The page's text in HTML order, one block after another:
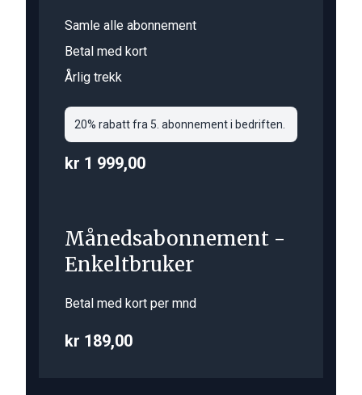
Samle alle abonnement
Betal med kort
Årlig trekk
20% rabatt fra 5. abonnement i bedriften.
kr 1 999,00
Månedsabonnement -
Enkeltbruker
Betal med kort per mnd
kr 189,00